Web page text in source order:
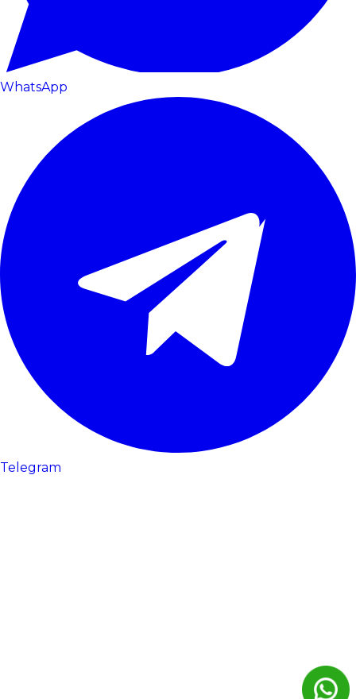
WhatsApp
Telegram